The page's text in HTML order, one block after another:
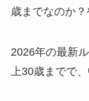
歳までなのか
2026年の最新
上30歳までで、